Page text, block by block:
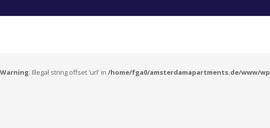
Warning: Illegal string offset 'url' in /home/fga0/amsterdamapartments.de/www/